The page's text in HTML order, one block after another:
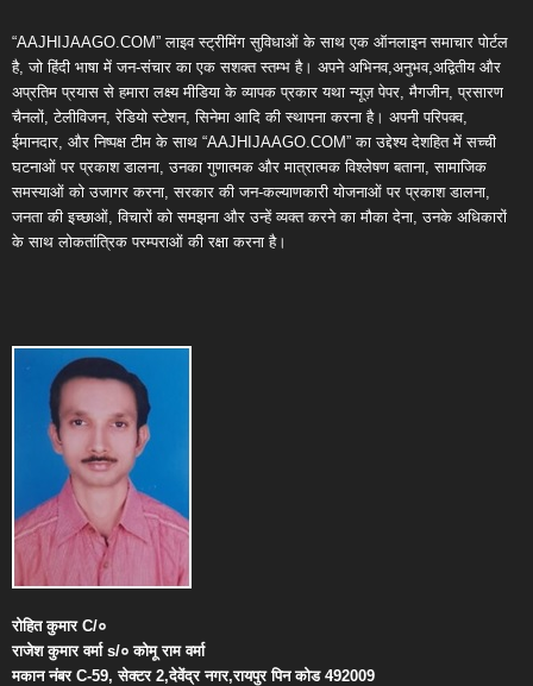
“AAJHIJAAGO.COM” लाइव स्ट्रीमिंग सुविधाओं के साथ एक ऑनलाइन समाचार पोर्टल
है, जो हिंदी भाषा में जन-संचार का एक सशक्त स्तम्भ है। अपने अभिनव,अनुभव,अद्वितीय और
अप्रतिम प्रयास से हमारा लक्ष्य मीडिया के व्यापक प्रकार यथा न्यूज़ पेपर, मैगजीन, प्रसारण
चैनलों, टेलीविजन, रेडियो स्टेशन, सिनेमा आदि की स्थापना करना है। अपनी परिपक्व,
ईमानदार, और निष्पक्ष टीम के साथ “AAJHIJAAGO.COM” का उद्देश्य देशहित में सच्ची
घटनाओं पर प्रकाश डालना, उनका गुणात्मक और मात्रात्मक विश्लेषण बताना, सामाजिक
समस्याओं को उजागर करना, सरकार की जन-कल्याणकारी योजनाओं पर प्रकाश डालना,
जनता की इच्छाओं, विचारों को समझना और उन्हें व्यक्त करने का मौका देना, उनके अधिकारों
के साथ लोकतांत्रिक परम्पराओं की रक्षा करना है।
रोहित कुमारC/०
राजेश कुमार वर्माs/० कोमू राम वर्मा
मकान नंबरC-59,सेक्टर2,देवेंद्र नगर,रायपुर पिन कोड492009